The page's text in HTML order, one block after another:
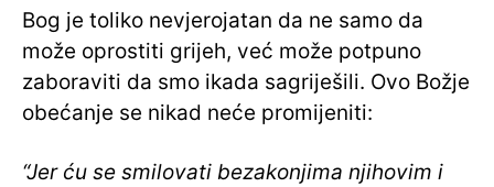
Bog je toliko nevjerojatan da ne samo da
može oprostiti grijeh, već može potpuno
zaboraviti da smo ikada sagriješili. Ovo Božje
obećanje se nikad neće promijeniti:
“Jer ću se smilovati bezakonjima njihovim i